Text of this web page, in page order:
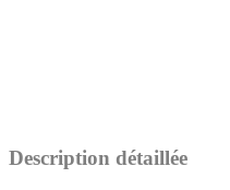
Description détaillée